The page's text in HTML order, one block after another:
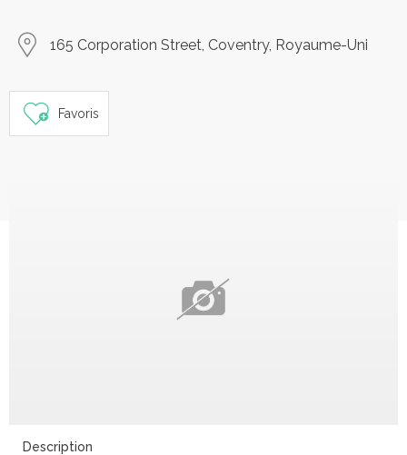
165 Corporation Street, Coventry, Royaume-Uni
Favoris
Description